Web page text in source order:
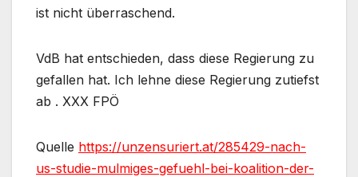
ist nicht überraschend.
VdB hat entschieden, dass diese Regierung zu
gefallen hat. Ich lehne diese Regierung zutiefst
ab . XXX FPÖ
Quelle https://unzensuriert.at/285429-nach-
us-studie-mulmiges-gefuehl-bei-koalition-der-